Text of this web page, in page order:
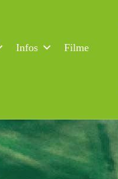
Infos
Filme